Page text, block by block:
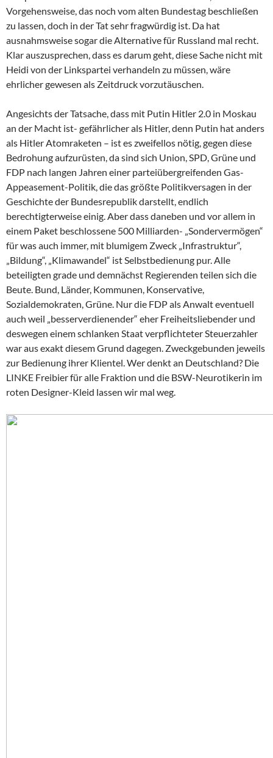
Vorgehensweise, das noch vom alten Bundestag beschließen
zu lassen, doch in der Tat sehr fragwürdig ist. Da hat
ausnahmsweise sogar die Alternative für Russland mal recht.
Klar auszusprechen, dass es darum geht, diese Sache nicht mit
Heidi von der Linkspartei verhandeln zu müssen, wäre
ehrlicher gewesen als Zeitdruck vorzutäuschen.
Angesichts der Tatsache, dass mit Putin Hitler 2.0 in Moskau
an der Macht ist- gefährlicher als Hitler, denn Putin hat anders
als Hitler Atomraketen – ist es zweifellos nötig, gegen diese
Bedrohung aufzurüsten, da sind sich Union, SPD, Grüne und
FDP nach langen Jahren einer parteiübergreifenden Gas-
Appeasement-Politik, die das größte Politikversagen in der
Geschichte der Bundesrepublik darstellt, endlich
berechtigterweise einig. Aber dass daneben und vor allem in
einem Paket beschlossene 500 Milliarden- „Sondervermögen“
für was auch immer, mit blumigem Zweck „Infrastruktur“,
„Bildung“, „Klimawandel“ ist Selbstbedienung pur. Alle
beteiligten grade und demnächst Regierenden teilen sich die
Beute. Bund, Länder, Kommunen, Konservative,
Sozialdemokraten, Grüne. Nur die FDP als Anwalt eventuell
auch weil „besserverdienender“ eher Freiheitsliebender und
deswegen einem schlanken Staat verpflichteter Steuerzahler
war aus exakt diesem Grund dagegen. Zweckgebunden jeweils
zur Bedienung ihrer Klientel. Wer denkt an Deutschland? Die
LINKE Freibier für alle Fraktion und die BSW-Neurotikerin im
roten Designer-Kleid lassen wir mal weg.